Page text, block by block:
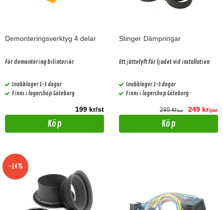
Demonteringsverktyg 4 delar
För demontering bilinteriör
Snabblager 1-3 dagar
Finns i lagershop Göteborg
199 kr/st
Köp
Stinger Dämpringar
Ett jättelyft för ljudet vid installation
Snabblager 1-3 dagar
Finns i lagershop Göteborg
295 kr/par 249 kr/par
Köp
-14%